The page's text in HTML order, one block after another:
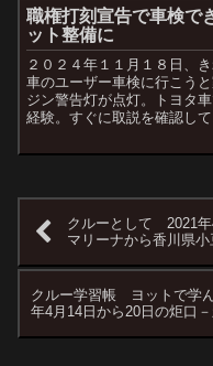
職権打刻宣告で車検
ット整備に
２０２４年１１月１８日、
車のユーザー車検に行こう
ジン警告灯が点灯。トヨタ
経験。すぐに取説を確認し
クルーとして 2021
マリーナから香川県
クルー学習帳 ヨットで学
年4月14日から20日の炬口